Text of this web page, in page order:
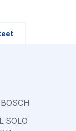
kuuluvat
adapterin
SOLO